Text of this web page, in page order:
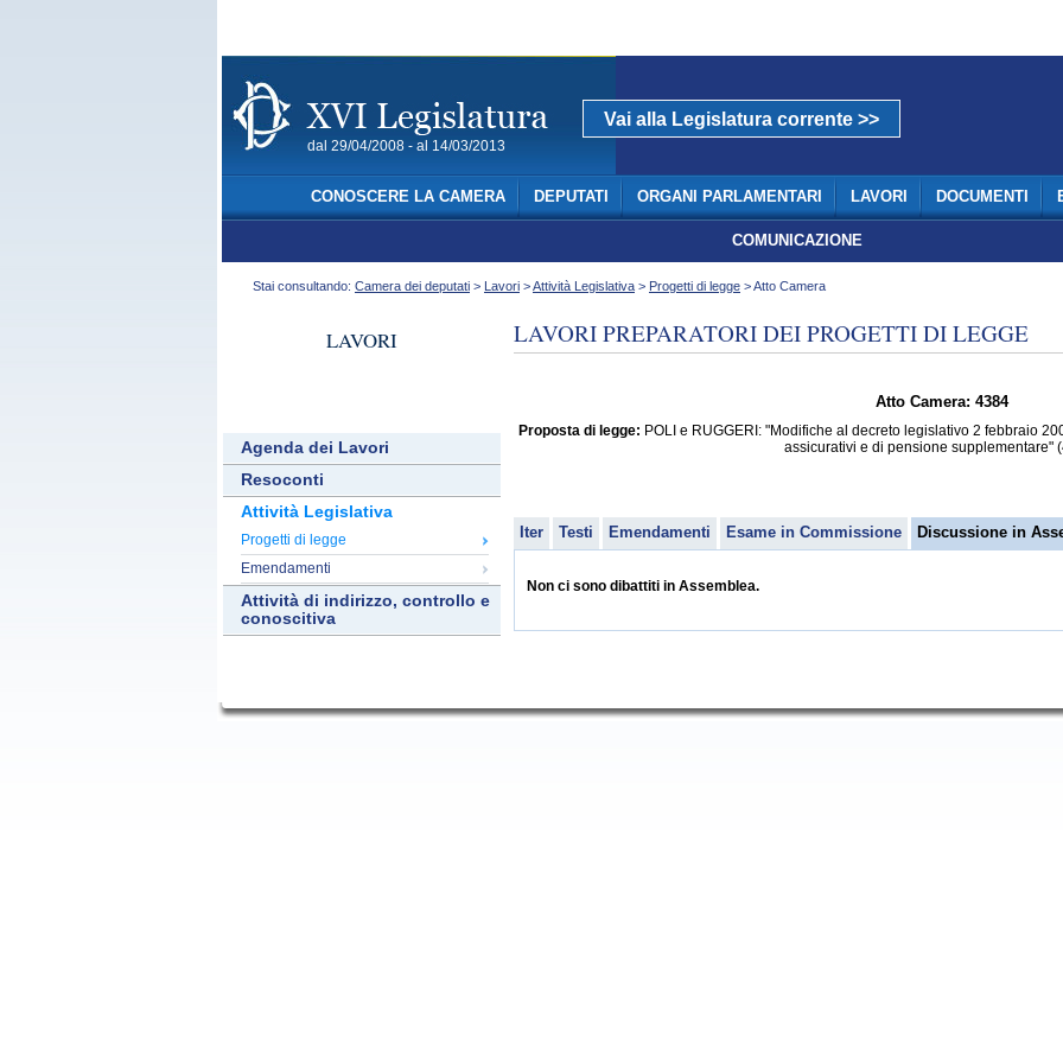
dal 29/04/2008 - al 14/03/2013
Vai alla Legislatura corrente >>
CONOSCERE LA CAMERA DEPUTATI ORGANI PARLAMENTARI LAVORI DOCUMENTI
COMUNICAZIONE
Stai consultando: Camera dei deputati > Lavori >Attività Legislativa > Progetti di legge > Atto Camera
LAVORI
Agenda dei Lavori
Resoconti
Attività Legislativa
Progetti di legge
Emendamenti
Attività di indirizzo, controllo e
conoscitiva
LAVORI PREPARATORI DEI PROGETTI DI LEGGE
Atto Camera: 4384
Proposta di legge: POLI e RUGGERI: "Modifiche al decreto legislativo 2 febbraio
assicurativi e di pensione supplementare"
Iter Testi Emendamenti Esame in Commissione Discussione in
Non ci sono dibattiti in Assemblea.